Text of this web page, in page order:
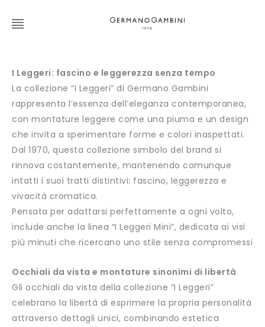
I Leggeri: fascino e leggerezza senza tempo
La collezione “I Leggeri” di Germano Gambini
rappresenta l’essenza dell’eleganza contemporanea,
con montature leggere come una piuma e un design
che invita a sperimentare forme e colori inaspettati.
Dal 1970, questa collezione simbolo del brand si
rinnova costantemente, mantenendo comunque
intatti i suoi tratti distintivi: fascino, leggerezza e
vivacità cromatica.
Pensata per adattarsi perfettamente a ogni volto,
include anche la linea “I Leggeri Mini”, dedicata ai visi
più minuti che ricercano uno stile senza compromessi
Occhiali da vista e montature sinonimi di libertà
Gli occhiali da vista della collezione “I Leggeri”
celebrano la libertà di esprimere la propria personalità
attraverso dettagli unici, combinando estetica